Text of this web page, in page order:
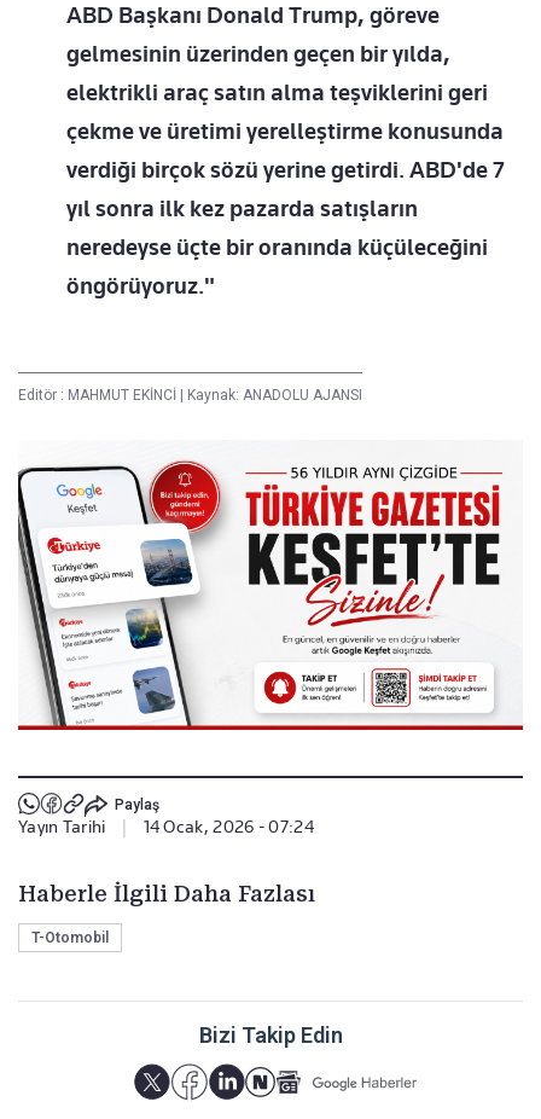
ABD Başkanı Donald Trump, göreve
gelmesinin üzerinden geçen bir yılda,
elektrikli araç satın alma teşviklerini geri
çekme ve üretimi yerelleştirme konusunda
verdiği birçok sözü yerine getirdi. ABD'de 7
yıl sonra ilk kez pazarda satışların
neredeyse üçte bir oranında küçüleceğini
öngörüyoruz."
Editör : MAHMUT EKİNCİ Kaynak: ANADOLU AJANSI
Paylaş
Yayın Tarihi 14 Ocak, 2026 - 07:24
Haberle İlgili Daha Fazlası
T-Otomobil
Bizi Takip Edin